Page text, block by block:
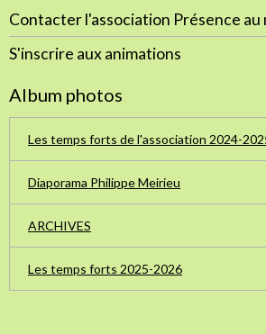
Contacter l'association Présence au
S'inscrire aux animations
Album photos
Les temps forts de l'association 2024-
Diaporama Philippe Meirieu
ARCHIVES
Les temps forts 2025-2026